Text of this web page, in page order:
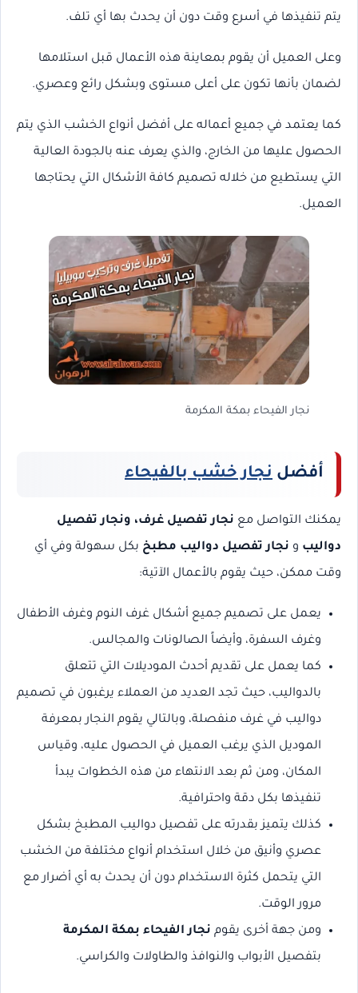
يتم تنفيذها في أسرع وقت دون أن يحدث بها أي تلف.
وعلى العميل أن يقوم بمعاينة هذه الأعمال قبل استلامها
لضمان بأنها تكون على أعلى مستوى وبشكل رائع وعصري.
كما يعتمد في جميع أعماله على أفضل أنواع الخشب الذي يتم
الحصول عليها من الخارج، والذي يعرف عنه بالجودة العالية
التي يستطيع من خلاله تصميم كافة الأشكال التي يحتاجها
العميل.
نجار الفيحاء بمكة المكرمة
أفضل نجار خشب بالفيحاء
يمكنك التواصل مع نجار تفصيل غرف، ونجار تفصيل
دواليب و نجار تفصيل دواليب مطبخ بكل سهولة وفي أي
وقت ممكن، حيث يقوم بالأعمال الآتية:
يعمل على تصميم جميع أشكال غرف النوم وغرف الأطفال
وغرف السفرة، وأيضاً الصالونات والمجالس.
كما يعمل على تقديم أحدث الموديلات التي تتعلق
بالدواليب، حيث تجد العديد من العملاء يرغبون في تصميم
دواليب في غرف منفصلة، وبالتالي يقوم النجار بمعرفة
الموديل الذي يرغب العميل في الحصول عليه، وقياس
المكان، ومن ثم بعد الانتهاء من هذه الخطوات يبدأ
تنفيذها بكل دقة واحترافية.
كذلك يتميز بقدرته على تفصيل دواليب المطبخ بشكل
عصري وأنيق من خلال استخدام أنواع مختلفة من الخشب
التي يتحمل كثرة الاستخدام دون أن يحدث به أي أضرار مع
مرور الوقت.
ومن جهة أخرى يقوم نجار الفيحاء بمكة المكرمة
بتفصيل الأبواب والنوافذ والطاولات والكراسي.